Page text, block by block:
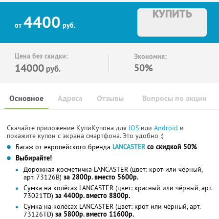
от 4400 руб.
КУПИТЬ
Цена без скидки:
14000 руб.
Экономия:
50%
Основное Отзывы Вопросы по акции
Адреса
Скачайте приложение КупиКупона для IOS или Android и
покажите купон с экрана смартфона. Это удобно :)
Багаж от европейского бренда LANCASTER со скидкой 50%
Выбирайте!
Дорожная косметичка LANCASTER (цвет: крот или чёрный,
арт. 73126В) за 2800р. вместо 5600р.
Сумка на колёсах LANCASTER (цвет: красный или чёрный, арт.
73021TD) за 4400р. вместо 8800р.
Сумка на колёсах LANCASTER (цвет: крот или чёрный, арт.
73126TD) за 5800р. вместо 11600р.